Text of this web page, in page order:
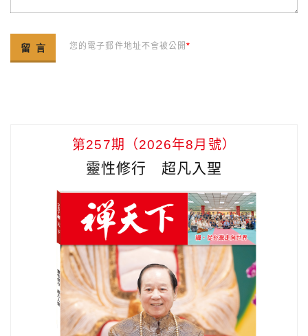
您的電子郵件地址不會被公開*
第257期（2026年8月號）
靈性修行 超凡入聖